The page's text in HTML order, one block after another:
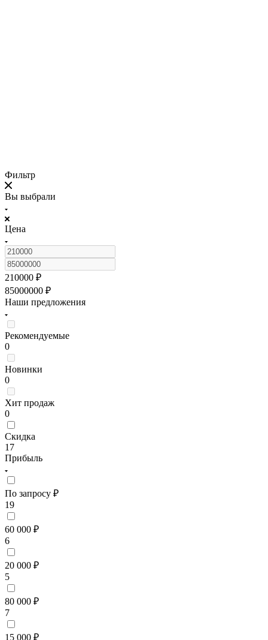
Фильтр
Вы выбрали
Цена
210000 ₽
85000000 ₽
Наши предложения
Рекомендуемые
0
Новинки
0
Хит продаж
0
Скидка
17
Прибыль
По запросу ₽
19
60 000 ₽
6
20 000 ₽
5
80 000 ₽
7
15 000 ₽